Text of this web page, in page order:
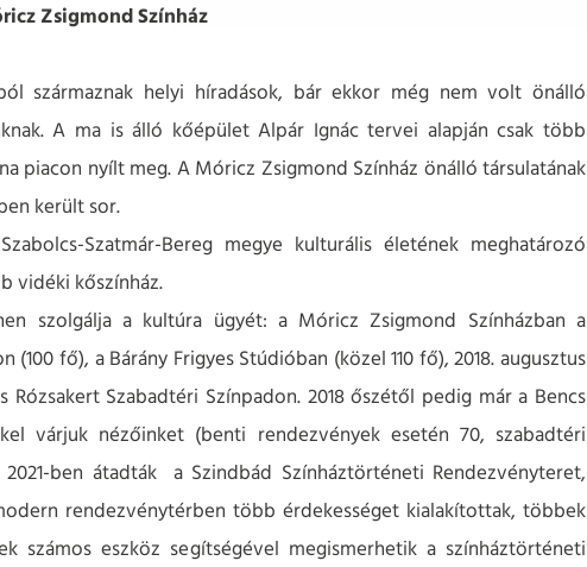
Zsigmond Színház
származnak helyi híradások, bár ekkor még nem volt önálló
A ma is álló kőépület Alpár Ignác tervei alapján csak több
piacon nyílt meg. A Móricz Zsigmond Színház önálló társulatának
került sor.
Szatmár-Bereg megye kulturális életének meghatározó
vidéki kőszínház.
szolgálja a kultúra ügyét: a Móricz Zsigmond Színházban a
fő), a Bárány Frigyes Stúdióban (közel 110 fő), 2018. augusztus
Szabadtéri Színpadon. 2018 őszétől pedig már a Bencs
várjuk nézőinket (benti rendezvények esetén 70, szabadtéri
ben átadták a Szindbád Színháztörténeti Rendezvényteret,
rendezvénytérben több érdekességet kialakítottak, többek
eszköz segítségével megismerhetik a színháztörténeti